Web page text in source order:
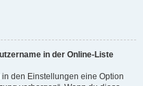
in der Online-Liste
den Einstellungen eine Option